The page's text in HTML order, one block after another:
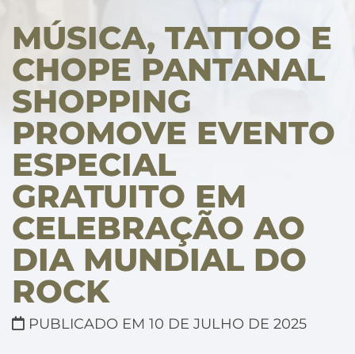
MÚSICA, TATTOO E
CHOPE PANTANAL
SHOPPING
PROMOVE EVENTO
ESPECIAL
GRATUITO EM
CELEBRAÇÃO AO
DIA MUNDIAL DO
ROCK
PUBLICADO EM 10 DE JULHO DE 2025